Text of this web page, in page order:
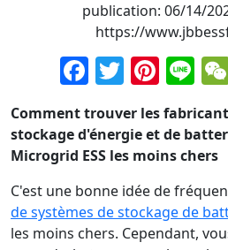
publication: 06/14/
https://
Facebook
Twitter
Comment trouver les
stockage d'énergie et de
Microgrid ESS les moins chers
C'est une bonne idée de
de systèmes de stockage de
les moins chers. Cependant,